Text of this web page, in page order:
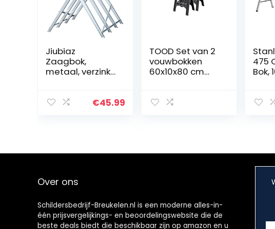
Jiubiaz
Zaagbok,
metaal, verzinkt,
zaagframe, 81 x
houtbok
€45.99
TOOD Set van 2
vouwbokken
60x10x80 cm
475
Bok,
Over ons
Schildersbedrijf-Breukelen.nl is een moderne alles-in-
één prijsvergelijkings- en beoordelingswebsite die de
beste deals biedt die beschikbaar zijn op amazon en u